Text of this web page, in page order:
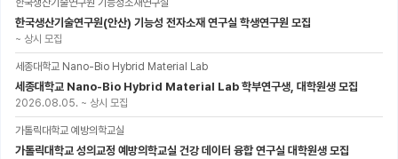
한국생산기술연구원 기능성소재연구실
한국생산기술연구원(안산) 기능성 전자소재 연구실 학생연구원 모집
~ 상시 모집
세종대학교 Nano-Bio Hybrid Material Lab
세종대학교 Nano-Bio Hybrid Material Lab 학부연구생, 대학원생 모집
2026.08.05. ~ 상시 모집
가톨릭대학교 예방의학교실
가톨릭대학교 성의교정 예방의학교실 건강 데이터 융합 연구실 대학원생 모집